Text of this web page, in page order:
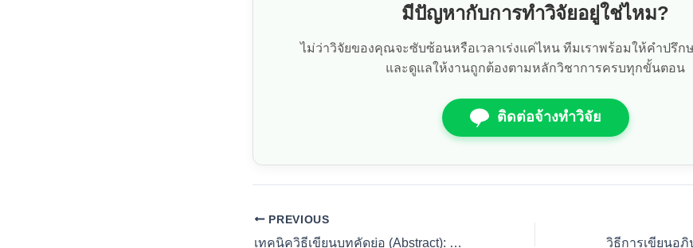
มีปัญหากับการทำวิจัยอยู่ใช่ไหม?
ไม่ว่าวิจัยของคุณจะซับซ้อนหรือเวลาเร่งแค่ไหน ทีมเราพร้อมให้คำปรึ
และดูแลให้งานถูกต้องตามหลักวิชาการครบทุกขั้นตอน
ติดต่อจ้างทำวิจัย
PREVIOUS
เทคนิควิธีเขียนบทคัดย่อ (Abstract): สรุปแก่นให้น่าดึงดูด